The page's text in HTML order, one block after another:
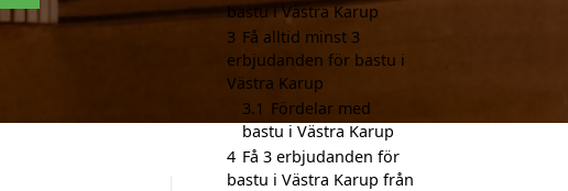
bastu i Västra Karup
3 Få alltid minst 3
erbjudanden för bastu i
Västra Karup
3.1 Fördelar med
bastu i Västra Karup
4 Få 3 erbjudanden för
bastu i Västra Karup från